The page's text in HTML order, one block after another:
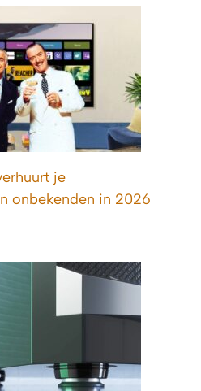
je
onbekenden in 2026